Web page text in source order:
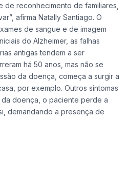
de reconhecimento de familiares,
afirma Natally Santiago. O
de sangue e de imagem
do Alzheimer, as falhas
antigas tendem a ser
há 50 anos, mas não se
da doença, começa a surgir a
por exemplo. Outros sintomas
doença, o paciente perde a
demandando a presença de